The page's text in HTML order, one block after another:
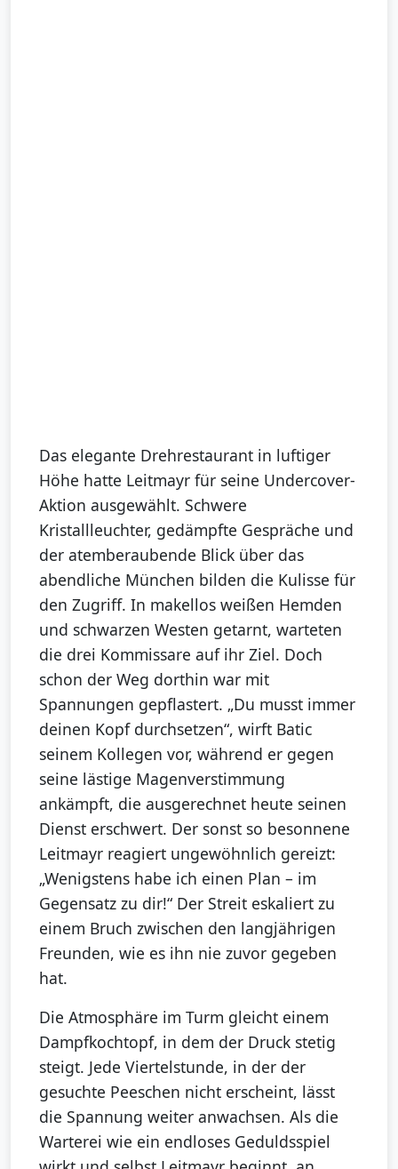
Das elegante Drehrestaurant in luftiger
Höhe hatte Leitmayr für seine Undercover-
Aktion ausgewählt. Schwere
Kristallleuchter, gedämpfte Gespräche und
der atemberaubende Blick über das
abendliche München bilden die Kulisse für
den Zugriff. In makellos weißen Hemden
und schwarzen Westen getarnt, warteten
die drei Kommissare auf ihr Ziel. Doch
schon der Weg dorthin war mit
Spannungen gepflastert. „Du musst immer
deinen Kopf durchsetzen“, wirft Batic
seinem Kollegen vor, während er gegen
seine lästige Magenverstimmung
ankämpft, die ausgerechnet heute seinen
Dienst erschwert. Der sonst so besonnene
Leitmayr reagiert ungewöhnlich gereizt:
„Wenigstens habe ich einen Plan – im
Gegensatz zu dir!“ Der Streit eskaliert zu
einem Bruch zwischen den langjährigen
Freunden, wie es ihn nie zuvor gegeben
hat.
Die Atmosphäre im Turm gleicht einem
Dampfkochtopf, in dem der Druck stetig
steigt. Jede Viertelstunde, in der der
gesuchte Peeschen nicht erscheint, lässt
die Spannung weiter anwachsen. Als die
Warterei wie ein endloses Geduldsspiel